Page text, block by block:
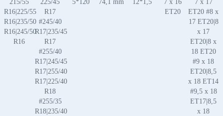
215/55
R16|225/55
R16|235/50
R16|245/50
R16
225/45
R17
#245/40
R17|235/45
R17
#255/40
R17|245/45
R17|255/40
R17|225/40
R18
#255/35
R18|235/40
5*120 74,1 mm 12*1,5
7 x 16
ET20
7 x 17
ET20 #8 x
17 ET20|8
x 17
ET20|8 x
18 ET20
#9 x 18
ET20|8,5
x 18 ET14
#9,5 x 18
ET17|8,5
x 18